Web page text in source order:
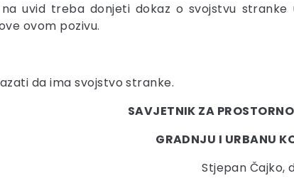
uvid treba donjeti dokaz o svojstvu stranke
ovom pozivu.
da ima svojstvo stranke.
SAVJETNIK ZA
GRADNJU I URBANU
Stjepan Čajko,